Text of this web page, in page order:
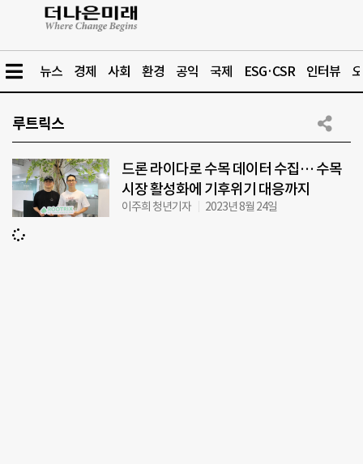
뉴스 경제 사회 환경 공익 국제 ESG·CSR 인터뷰
루트릭스
드론 라이다로 수목 데이터 수집… 수목
시장 활성화에 기후위기 대응까지
이주희 청년기자 2023년 8월 24일